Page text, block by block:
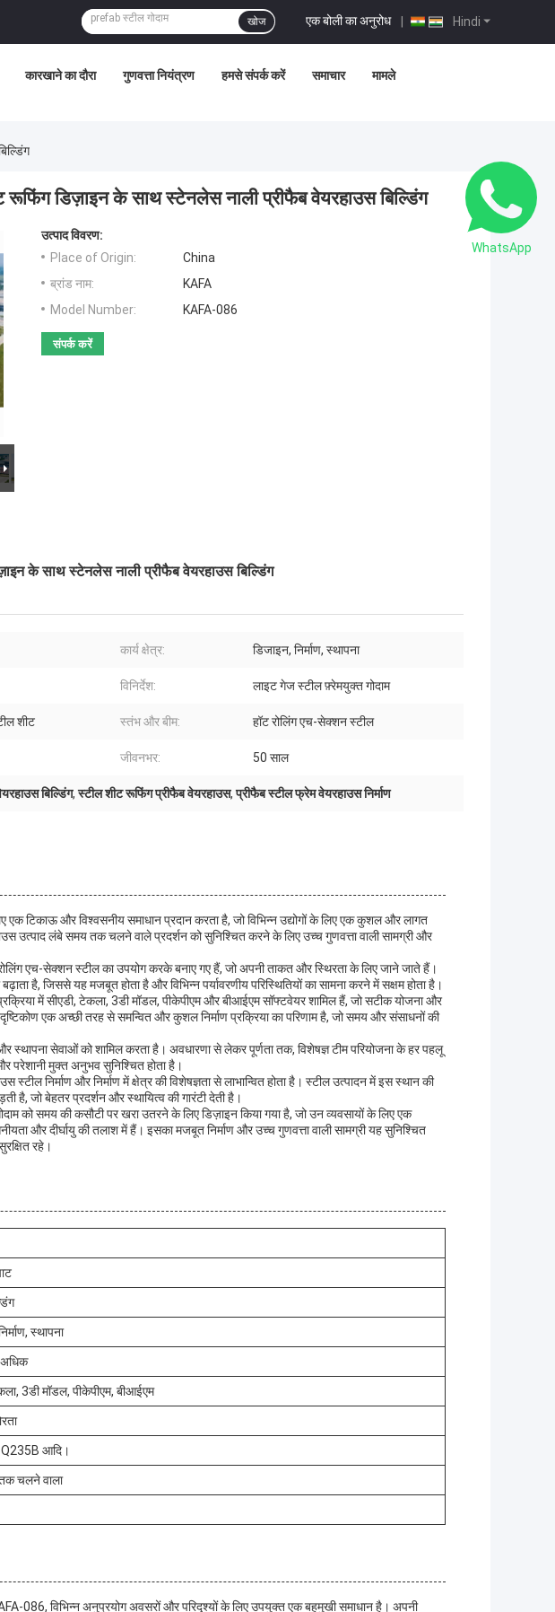
Hindi
एक बोली का अनुरोध |
खोज
कारखाने का दौरा गुणवत्ता नियंत्रण हमसे संपर्क करें समाचार मामले
डिज़ाइन के साथ स्टेनलेस नाली प्रीफैब वेयरहाउस बिल्डिंग
उत्पाद विवरण:
Place of Origin:
China
ब्रांड नाम:
KAFA
Model Number:
KAFA-086
संपर्क करें
के साथ स्टेनलेस नाली प्रीफैब वेयरहाउस बिल्डिंग
कार्य क्षेत्र: डिजाइन, निर्माण, स्थापना
विनिर्देश: लाइट गेज स्टील फ़्रेमयुक्त गोदाम
शीट स्तंभ और बीम: हॉट रोलिंग एच-सेक्शन स्टील
जीवनभर: 50 साल
बिल्डिंग,स्टील शीट रूफिंग प्रीफैब वेयरहाउस,प्रीफैब स्टील फ्रेम वेयरहाउस निर्माण
एक टिकाऊ और विश्वसनीय समाधान प्रदान करता है, जो विभिन्न उद्योगों के लिए एक कुशल और लागत
उत्पाद लंबे समय तक चलने वाले प्रदर्शन को सुनिश्चित करने के लिए उच्च गुणवत्ता वाली सामग्री और
एच-सेक्शन स्टील का उपयोग करके बनाए गए हैं, जो अपनी ताकत और स्थिरता के लिए जाने जाते हैं।
है, जिससे यह मजबूत होता है और विभिन्न पर्यावरणीय परिस्थितियों का सामना करने में सक्षम होता है।
में सीएडी, टेकला, 3डी मॉडल, पीकेपीएम और बीआईएम सॉफ्टवेयर शामिल हैं, जो सटीक योजना और
एक अच्छी तरह से समन्वित और कुशल निर्माण प्रक्रिया का परिणाम है, जो समय और संसाधनों की
और स्थापना सेवाओं को शामिल करता है। अवधारणा से लेकर पूर्णता तक, विशेषज्ञ टीम परियोजना के हर पहलू
मुक्त अनुभव सुनिश्चित होता है।
निर्माण और निर्माण में क्षेत्र की विशेषज्ञता से लाभान्वित होता है। स्टील उत्पादन में इस स्थान की
है, जो बेहतर प्रदर्शन और स्थायित्व की गारंटी देती है।
को समय की कसौटी पर खरा उतरने के लिए डिज़ाइन किया गया है, जो उन व्यवसायों के लिए एक
और दीर्घायु की तलाश में हैं। इसका मजबूत निर्माण और उच्च गुणवत्ता वाली सामग्री यह सुनिश्चित
रहे।
स्थापना
अधिक
3डी मॉडल, पीकेपीएम, बीआईएम
आदि।
चलने वाला
KAFA-086, विभिन्न अनुप्रयोग अवसरों और परिदृश्यों के लिए उपयुक्त एक बहुमुखी समाधान है। अपनी
WhatsApp